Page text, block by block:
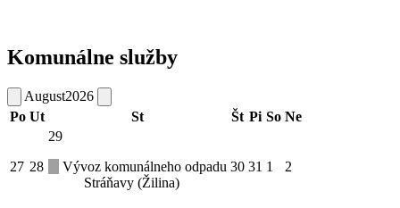
Komunálne služby
August2026
Po Ut St Št Pi So Ne
27 28
29
Vývoz komunálneho odpadu
Stráňavy (Žilina)
30 31 1 2